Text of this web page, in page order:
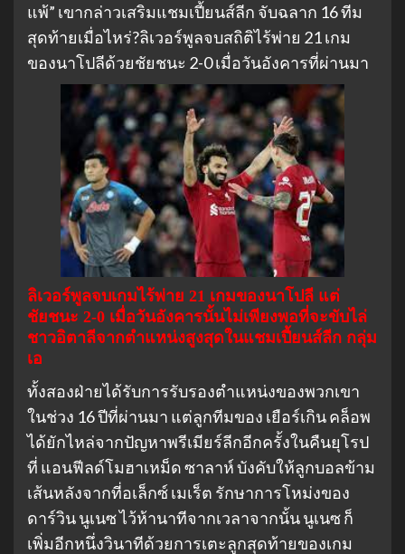
แพ้” เขากล่าวเสริมแชมเปี้ยนส์ลีก จับฉลาก 16 ทีม
สุดท้ายเมื่อไหร่?ลิเวอร์พูลจบสถิติไร้พ่าย 21 เกม
ของนาโปลีด้วยชัยชนะ 2-0 เมื่อวันอังคารที่ผ่านมา
ลิเวอร์พูลจบเกมไร้พ่าย 21 เกมของนาโปลี แต่
ชัยชนะ 2-0 เมื่อวันอังคารนั้นไม่เพียงพอที่จะขับไล่
ชาวอิตาลีจากตำแหน่งสูงสุดในแชมเปี้ยนส์ลีก กลุ่ม
เอ
ทั้งสองฝ่ายได้รับการรับรองตำแหน่งของพวกเขา
ในช่วง 16 ปีที่ผ่านมา แต่ลูกทีมของ เยือร์เกิน คล็อพ
ได้ยักไหล่จากปัญหาพรีเมียร์ลีกอีกครั้งในคืนยุโรป
ที่ แอนฟีลด์โมฮาเหม็ด ซาลาห์ บังคับให้ลูกบอลข้าม
เส้นหลังจากที่อเล็กซ์ เมเร็ต รักษาการโหม่งของ
ดาร์วิน นูเนซ ไว้ห้านาทีจากเวลาจากนั้น นูเนซ ก็
เพิ่มอีกหนึ่งวินาทีด้วยการเตะลูกสุดท้ายของเกม